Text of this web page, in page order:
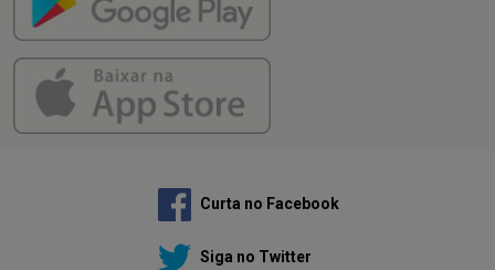
Curta no Facebook
Siga no Twitter